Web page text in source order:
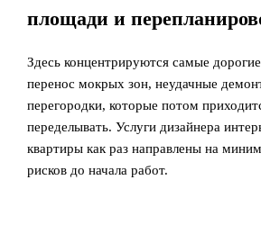
площади и
Здесь концентрируются самые
перенос мокрых зон, неудачные
перегородки, которые потом
переделывать. Услуги дизайнера
квартиры как раз направлены на
рисков до начала работ.